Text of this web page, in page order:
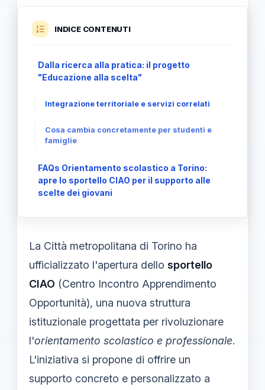
INDICE CONTENUTI
Dalla ricerca alla pratica: il progetto
"Educazione alla scelta"
Integrazione territoriale e servizi correlati
Cosa cambia concretamente per studenti e
famiglie
FAQs Orientamento scolastico a Torino:
apre lo sportello CIAO per il supporto alle
scelte dei giovani
La Città metropolitana di Torino ha
ufficializzato l'apertura dello sportello
CIAO (Centro Incontro Apprendimento
Opportunità), una nuova struttura
istituzionale progettata per rivoluzionare
l'orientamento scolastico e professionale.
L'iniziativa si propone di offrire un
supporto concreto e personalizzato a